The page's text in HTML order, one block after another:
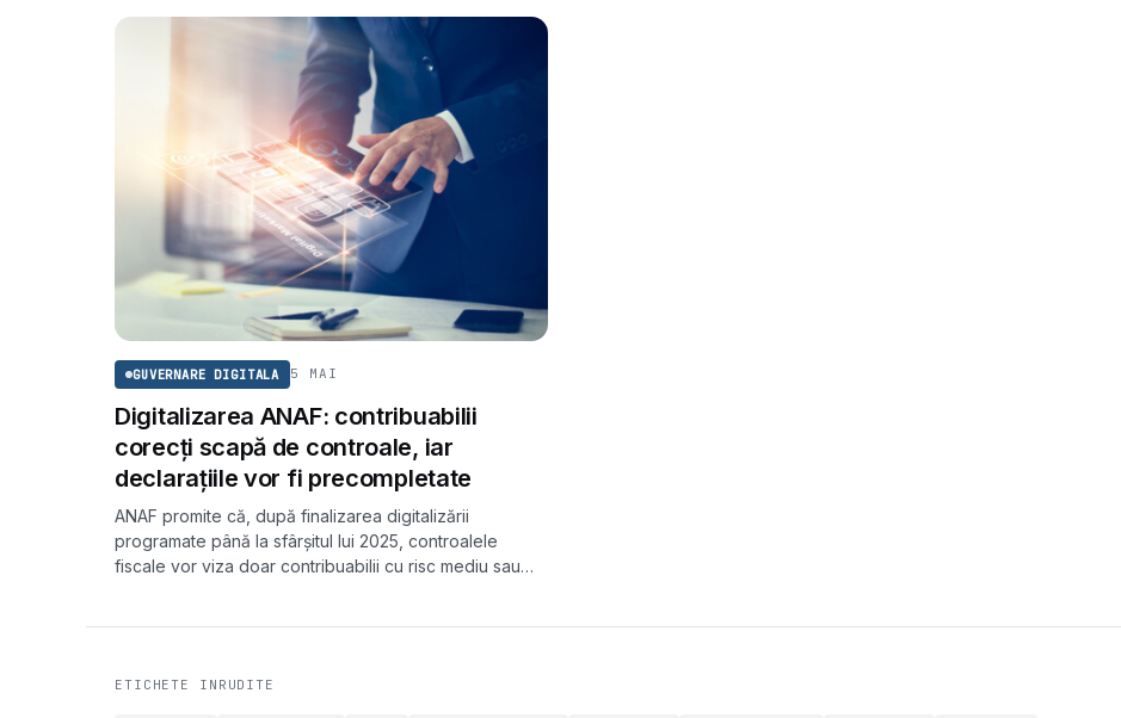
GUVERNARE DIGITALA 5 MAI
Digitalizarea ANAF: contribuabilii
corecți scapă de controale, iar
declarațiile vor fi precompletate
ANAF promite că, după finalizarea digitalizării
programate până la sfârșitul lui 2025, controalele
fiscale vor viza doar contribuabilii cu risc mediu sau
ETICHETE INRUDITE